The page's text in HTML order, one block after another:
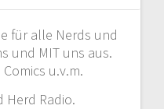
für alle Nerds und
und MIT uns aus.
u.v.m.
Herd Radio.